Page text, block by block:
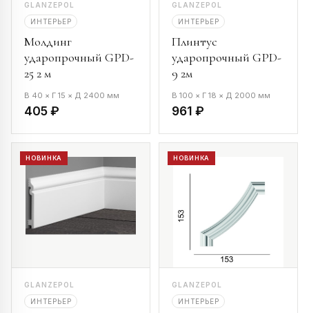
GLANZEPOL
ИНТЕРЬЕР
Молдинг
ударопрочный GPD-
25 2 м
В 40 × Г 15 × Д 2400 мм
405 ₽
GLANZEPOL
ИНТЕРЬЕР
Плинтус
ударопрочный GPD-
9 2м
В 100 × Г 18 × Д 2000 мм
961 ₽
НОВИНКА
GLANZEPOL
ИНТЕРЬЕР
НОВИНКА
GLANZEPOL
ИНТЕРЬЕР